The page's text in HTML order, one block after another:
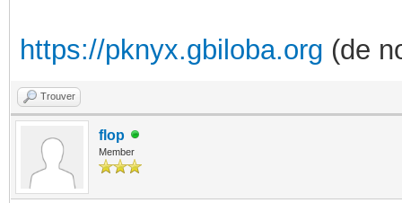
https://pknyx.gbiloba.org (de
Trouver
flop
Member